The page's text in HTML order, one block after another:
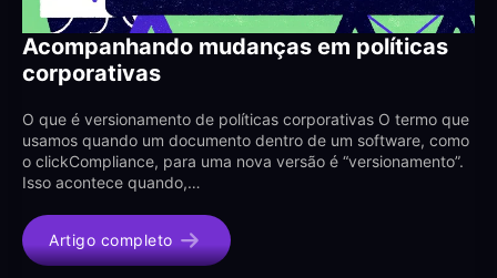
Acompanhando mudanças em políticas
corporativas
O que é versionamento de políticas corporativas O termo que
usamos quando um documento dentro de um software, como
o clickCompliance, para uma nova versão é “versionamento”.
Isso acontece quando,…
Artigo completo